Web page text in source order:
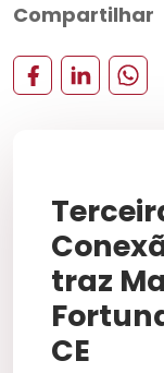
Compartilhar
traz
CE